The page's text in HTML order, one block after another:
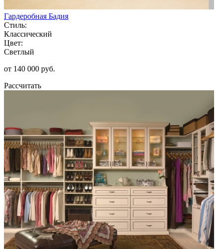
Гардеробная Бадия
Стиль:
Классический
Цвет:
Светлый
от 140 000 руб.
Рассчитать